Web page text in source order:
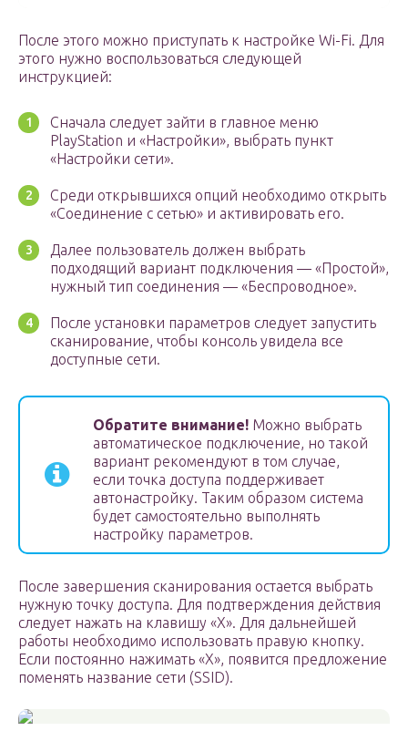
После этого можно приступать к настройке Wi-Fi. Для
этого нужно воспользоваться следующей
инструкцией:
Сначала следует зайти в главное меню
PlayStation и «Настройки», выбрать пункт
«Настройки сети».
Среди открывшихся опций необходимо открыть
«Соединение с сетью» и активировать его.
Далее пользователь должен выбрать
подходящий вариант подключения — «Простой»,
нужный тип соединения — «Беспроводное».
После установки параметров следует запустить
сканирование, чтобы консоль увидела все
доступные сети.
Обратите внимание! Можно выбрать
автоматическое подключение, но такой
вариант рекомендуют в том случае,
если точка доступа поддерживает
автонастройку. Таким образом система
будет самостоятельно выполнять
настройку параметров.
После завершения сканирования остается выбрать
нужную точку доступа. Для подтверждения действия
следует нажать на клавишу «Х». Для дальнейшей
работы необходимо использовать правую кнопку.
Если постоянно нажимать «Х», появится предложение
поменять название сети (SSID).